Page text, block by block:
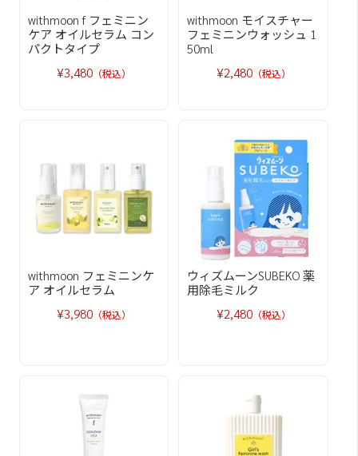
withmoon f フェミニン
ケア オイルセラム コン
パクトタイプ
¥3,480 （税込）
withmoon モイスチャー
フェミニンウォッシュ 1
50ml
¥2,480（税込）
withmoon フェミニンケ
ア オイルセラム
¥3,980 （税込）
ウィズムーンSUBEKO 薬
用除毛ミルク
¥2,480（税込）